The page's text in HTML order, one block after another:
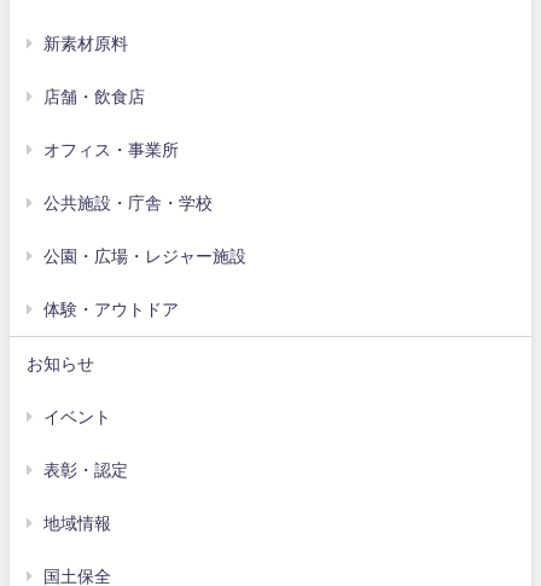
新素材原料
店舗・飲食店
オフィス・事業所
公共施設・庁舎・学校
公園・広場・レジャー施設
体験・アウトドア
お知らせ
イベント
表彰・認定
地域情報
国土保全